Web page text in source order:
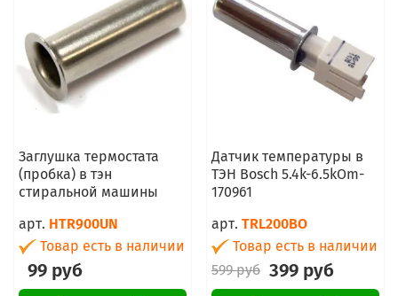
Заглушка термостата
(пробка) в тэн
стиральной машины
арт. HTR900UN
Товар есть в наличии
99 руб
Датчик температуры в
ТЭН Bosch 5.4k-6.5kOm-
170961
арт. TRL200BO
Товар есть в наличии
599 руб 399 руб